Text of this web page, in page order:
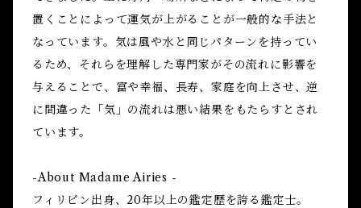
置くことによって運気が上がることが一般的な手法と
なっています。気は風や水と同じパターンを持ってい
るため、それらを理解した専門家がその流れに影響を
与えることで、富や幸福、長寿、家庭を向上させ、逆
に間違った「気」の流れは悪い結果をもたらすとされ
ています。
-About Madame Airies -
フィリピン出身、20年以上の鑑定歴を誇る鑑定士。